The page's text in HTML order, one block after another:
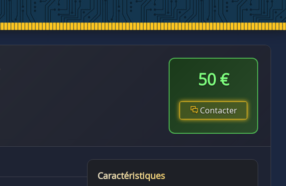
50 €
Contacter
Caractéristiques